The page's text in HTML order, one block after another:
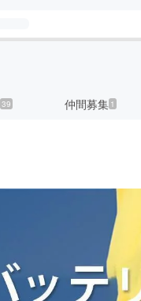
39 仲間募集 1